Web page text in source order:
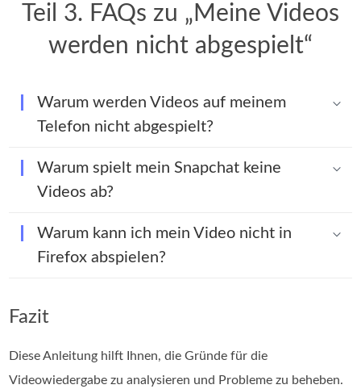
Teil 3. FAQs zu „Meine Videos
werden nicht abgespielt“
Warum werden Videos auf meinem
Telefon nicht abgespielt?
Warum spielt mein Snapchat keine
Videos ab?
Warum kann ich mein Video nicht in
Firefox abspielen?
Fazit
Diese Anleitung hilft Ihnen, die Gründe für die
Videowiedergabe zu analysieren und Probleme zu beheben.